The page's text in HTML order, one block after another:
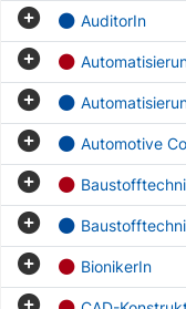
AuditorIn
Automotive
BionikerIn